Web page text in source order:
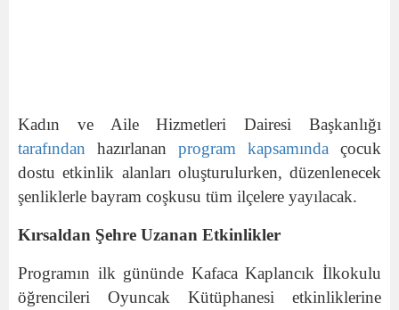
Kadın ve Aile Hizmetleri Dairesi Başkanlığı
tarafından hazırlanan program kapsamında çocuk
dostu etkinlik alanları oluşturulurken, düzenlenecek
şenliklerle bayram coşkusu tüm ilçelere yayılacak.
Kırsaldan Şehre Uzanan Etkinlikler
Programın ilk gününde Kafaca Kaplancık İlkokulu
öğrencileri Oyuncak Kütüphanesi etkinliklerine